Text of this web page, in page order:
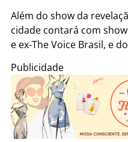
Além do show da
cidade contará com
e ex-The Voice Brasil, e
Publicidade